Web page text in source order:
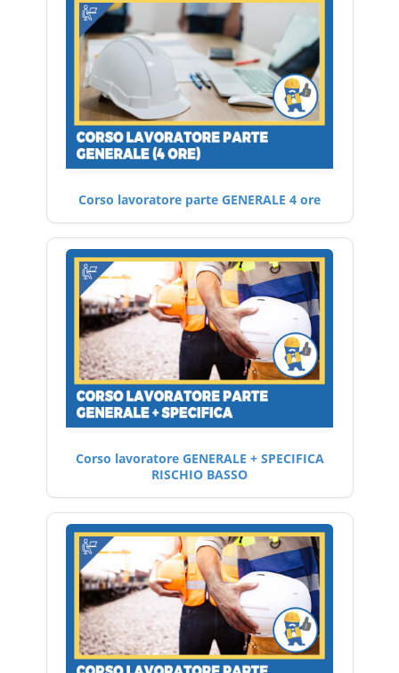
Corso lavoratore parte GENERALE 4 ore
Corso lavoratore GENERALE + SPECIFICA
RISCHIO BASSO